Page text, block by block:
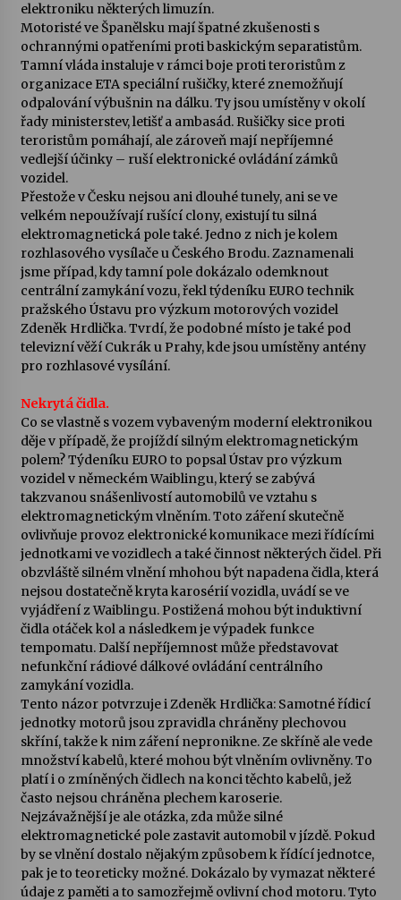
elektroniku některých limuzín.
Motoristé ve Španělsku mají špatné zkušenosti s
ochrannými opatřeními proti baskickým separatistům.
Tamní vláda instaluje v rámci boje proti teroristům z
organizace ETA speciální rušičky, které znemožňují
odpalování výbušnin na dálku. Ty jsou umístěny v okolí
řady ministerstev, letišť a ambasád. Rušičky sice proti
teroristům pomáhají, ale zároveň mají nepříjemné
vedlejší účinky – ruší elektronické ovládání zámků
vozidel.
Přestože v Česku nejsou ani dlouhé tunely, ani se ve
velkém nepoužívají rušící clony, existují tu silná
elektromagnetická pole také. Jedno z nich je kolem
rozhlasového vysílače u Českého Brodu. Zaznamenali
jsme případ, kdy tamní pole dokázalo odemknout
centrální zamykání vozu, řekl týdeníku EURO technik
pražského Ústavu pro výzkum motorových vozidel
Zdeněk Hrdlička. Tvrdí, že podobné místo je také pod
televizní věží Cukrák u Prahy, kde jsou umístěny antény
pro rozhlasové vysílání.
Nekrytá čidla.
Co se vlastně s vozem vybaveným moderní elektronikou
děje v případě, že projíždí silným elektromagnetickým
polem? Týdeníku EURO to popsal Ústav pro výzkum
vozidel v německém Waiblingu, který se zabývá
takzvanou snášenlivostí automobilů ve vztahu s
elektromagnetickým vlněním. Toto záření skutečně
ovlivňuje provoz elektronické komunikace mezi řídícími
jednotkami ve vozidlech a také činnost některých čidel. Při
obzvláště silném vlnění mhohou být napadena čidla, která
nejsou dostatečně kryta karosérií vozidla, uvádí se ve
vyjádření z Waiblingu. Postižená mohou být induktivní
čidla otáček kol a následkem je výpadek funkce
tempomatu. Další nepříjemnost může představovat
nefunkční rádiové dálkové ovládání centrálního
zamykání vozidla.
Tento názor potvrzuje i Zdeněk Hrdlička: Samotné řídicí
jednotky motorů jsou zpravidla chráněny plechovou
skříní, takže k nim záření nepronikne. Ze skříně ale vede
množství kabelů, které mohou být vlněním ovlivněny. To
platí i o zmíněných čidlech na konci těchto kabelů, jež
často nejsou chráněna plechem karoserie.
Nejzávažnější je ale otázka, zda může silné
elektromagnetické pole zastavit automobil v jízdě. Pokud
by se vlnění dostalo nějakým způsobem k řídící jednotce,
pak je to teoreticky možné. Dokázalo by vymazat některé
údaje z paměti a to samozřejmě ovlivní chod motoru. Tyto